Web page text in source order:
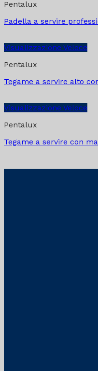
Pentalux
Padella a servire
Visualizzazione Veloce
Pentalux
Tegame a servire alto
Visualizzazione Veloce
Pentalux
Tegame a servire con